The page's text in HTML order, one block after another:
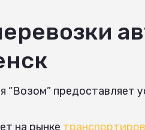
“Возом”
на рынке